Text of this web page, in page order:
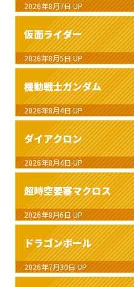
2026年8月7日 UP
仮面ライダー
2026年8月5日 UP
機動戦士ガンダム
2026年8月4日 UP
ダイアクロン
2026年8月4日 UP
超時空要塞マクロス
2026年8月6日 UP
ドラゴンボール
2026年7月30日 UP